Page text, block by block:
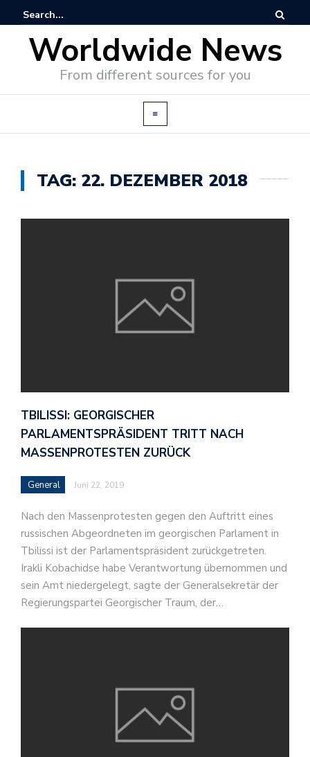
Worldwide News
From different sources for you
TAG: 22. DEZEMBER 2018
TBILISSI: GEORGISCHER
PARLAMENTSPRÄSIDENT TRITT NACH
MASSENPROTESTEN ZURÜCK
General Juni 22, 2019
Nach den Massenprotesten gegen den Auftritt eines
russischen Abgeordneten im georgischen Parlament in
Tbilissi ist der Parlamentspräsident zurückgetreten.
Irakli Kobachidse habe Verantwortung übernommen und
sein Amt niedergelegt, sagte der Generalsekretär der
Regierungspartei Georgischer Traum, der…